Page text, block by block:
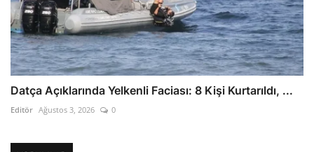
Datça Açıklarında Yelkenli Faciası: 8 Kişi Kurtarıldı, ...
Editör Ağustos 3, 2026 0